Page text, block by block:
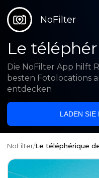
NoFilter
Le
Die NoFilter App hilft
besten Fotolocations
entdecken
LADEN SIE
NoFilter/Le téléphérique